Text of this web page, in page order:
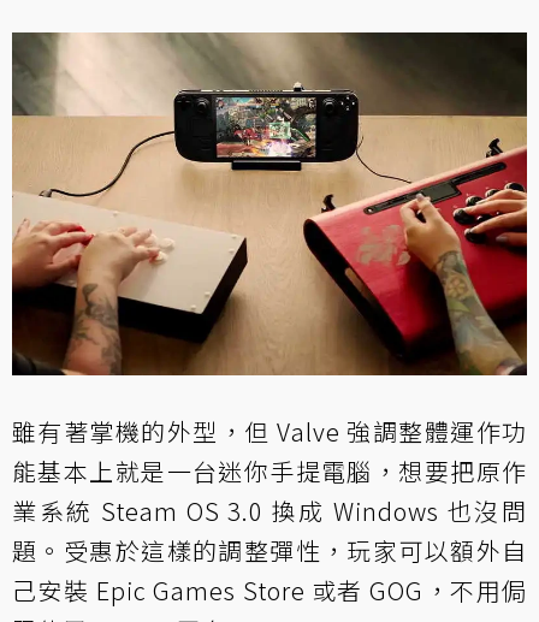
雖有著掌機的外型，但 Valve 強調整體運作功
能基本上就是一台迷你手提電腦，想要把原作
業系統 Steam OS 3.0 換成 Windows 也沒問
題。受惠於這樣的調整彈性，玩家可以額外自
己安裝 Epic Games Store 或者 GOG，不用侷